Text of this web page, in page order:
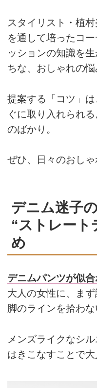
スタイリスト・植
を通して培ったコ
ッションの知識を
ちな、おしゃれの悩
提案する「コツ」
ぐに取り入れられ
のばかり。
ぜひ、日々のおしゃ
デニム迷子
“ストレート
め
デニムパンツが似
大人の女性に、まず
脚のラインを拾わな
メンズライクなシ
はきこなすことで大